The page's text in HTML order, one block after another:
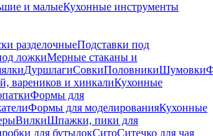
и малыеКухонные инструменты
разделочныеПодставки под
ложкиМерные стаканы и
ДуршлагиСовкиПоловникиШумовки
вареников и хинкалиКухонные
Формы для
Формы для моделированияКухонные
ВилкиШпажки, пики для
для бутылокСитоСитечко для чая